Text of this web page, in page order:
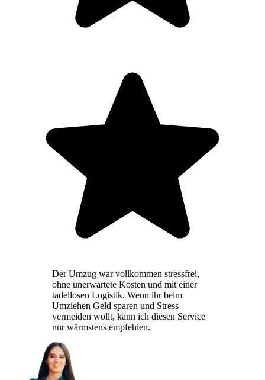
Der Umzug war vollkommen stressfrei,
ohne unerwartete Kosten und mit einer
tadellosen Logistik. Wenn ihr beim
Umziehen Geld sparen und Stress
vermeiden wollt, kann ich diesen Service
nur wärmstens empfehlen.